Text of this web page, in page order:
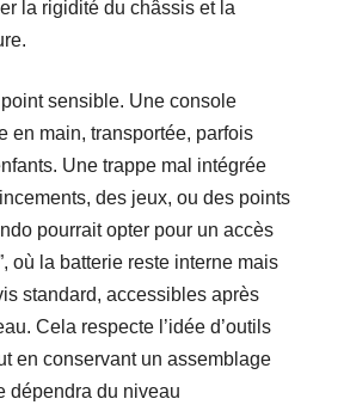
la rigidité du châssis et la
sensible. Une console
en main, transportée, parfois
Une trappe mal intégrée
des jeux, ou des points
pourrait opter pour un accès
où la batterie reste interne mais
standard, accessibles après
Cela respecte l’idée d’outils
en conservant un assemblage
dépendra du niveau